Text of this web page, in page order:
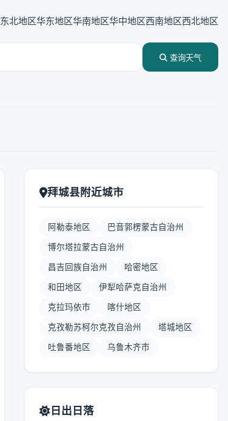
东北地区华东地区华南地区华中地区西南地区西北地区
查询天气
拜城县附近城市
阿勒泰地区 巴音郭楞蒙古自治州
博尔塔拉蒙古自治州
昌吉回族自治州 哈密地区
和田地区 伊犁哈萨克自治州
克拉玛依市 喀什地区
克孜勒苏柯尔克孜自治州 塔城地区
吐鲁番地区 乌鲁木齐市
日出日落